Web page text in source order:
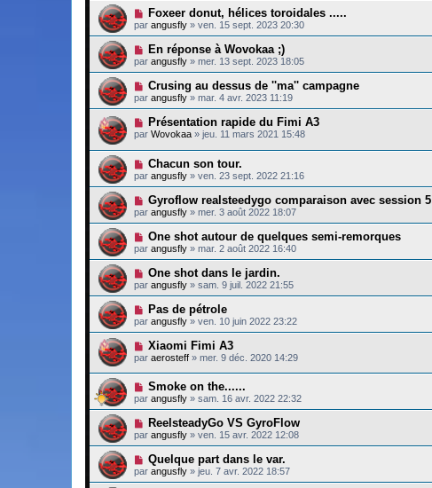
Foxeer donut, hélices toroidales .....
par angusfly » ven. 15 sept. 2023 20:30
En réponse à Wovokaa ;)
par angusfly » mer. 13 sept. 2023 18:05
Crusing au dessus de ''ma'' campagne
par angusfly » mar. 4 avr. 2023 11:19
Présentation rapide du Fimi A3
par Wovokaa » jeu. 11 mars 2021 15:48
Chacun son tour.
par angusfly » ven. 23 sept. 2022 21:16
Gyroflow realsteedygo comparaison avec session 5
par angusfly » mer. 3 août 2022 18:07
One shot autour de quelques semi-remorques
par angusfly » mar. 2 août 2022 16:40
One shot dans le jardin.
par angusfly » sam. 9 juil. 2022 21:55
Pas de pétrole
par angusfly » ven. 10 juin 2022 23:22
Xiaomi Fimi A3
par aerosteff » mer. 9 déc. 2020 14:29
Smoke on the......
par angusfly » sam. 16 avr. 2022 22:32
ReelsteadyGo VS GyroFlow
par angusfly » ven. 15 avr. 2022 12:08
Quelque part dans le var.
par angusfly » jeu. 7 avr. 2022 18:57